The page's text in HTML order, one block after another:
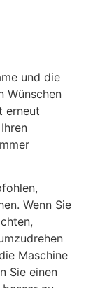
und die
Wünschen
erneut
Wenn Sie
Maschine
Sie einen